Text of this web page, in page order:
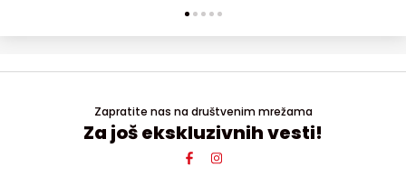
Zapratite nas na društvenim mrežama
Za još ekskluzivnih vesti!